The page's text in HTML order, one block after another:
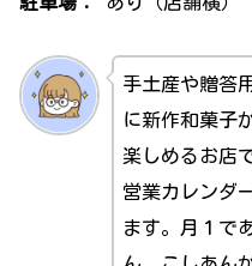
手土産や贈答
に新作和菓子
楽しめるお店
営業カレンダ
ます。月１で